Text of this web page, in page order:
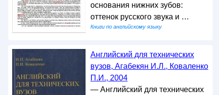
основания нижних зубов:
оттенок русского звука и …
Книги по английскому языку
Английский для технических
вузов, Агабекян И.Л., Коваленко
П.И., 2004
— Английский для технических